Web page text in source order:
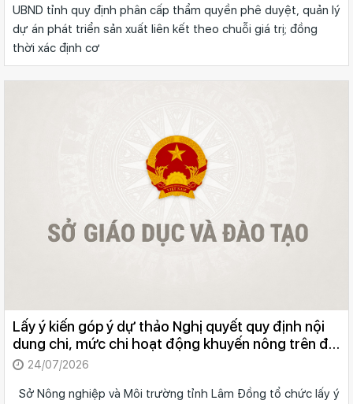
UBND tỉnh quy định phân cấp thẩm quyền phê duyệt, quản lý
dự án phát triển sản xuất liên kết theo chuỗi giá trị; đồng
thời xác định cơ
Lấy ý kiến góp ý dự thảo Nghị quyết quy định nội
dung chi, mức chi hoạt động khuyến nông trên địa
bàn tỉnh Lâm Đồng
24/07/2026
Sở Nông nghiệp và Môi trường tỉnh Lâm Đồng tổ chức lấy ý